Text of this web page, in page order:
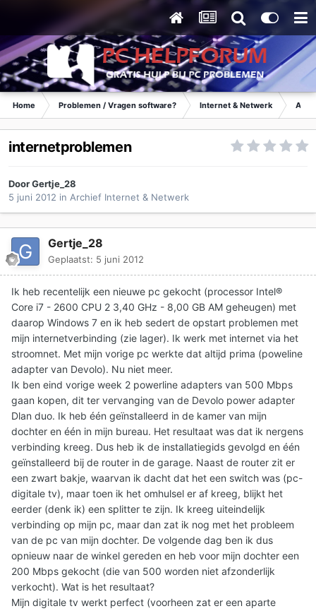
Home Problemen / Vragen software? Internet & Netwerk
internetproblemen
DoorGertje_28
5 juni 2012 in Archief Internet & Netwerk
Gertje_28
Geplaatst: 5 juni 2012
Ik heb recentelijk een nieuwe pc gekocht (processor Intel®
Core i7 - 2600 CPU 2 3,40 GHz - 8,00 GB AM geheugen) met
daarop Windows 7 en ik heb sedert de opstart problemen met
mijn internetverbinding (zie lager). Ik werk met internet via het
stroomnet. Met mijn vorige pc werkte dat altijd prima (poweline
adapter van Devolo). Nu niet meer.
Ik ben eind vorige week 2 powerline adapters van 500 Mbps
gaan kopen, dit ter vervanging van de Devolo power adapter
Dlan duo. Ik heb één geïnstalleerd in de kamer van mijn
dochter en één in mijn bureau. Het resultaat was dat ik nergens
verbinding kreeg. Dus heb ik de installatiegids gevolgd en één
geïnstalleerd bij de router in de garage. Naast de router zit er
een zwart bakje, waarvan ik dacht dat het een switch was (pc-
digitale tv), maar toen ik het omhulsel er af kreeg, blijkt het
eerder (denk ik) een splitter te zijn. Ik kreeg uiteindelijk
verbinding op mijn pc, maar dan zat ik nog met het probleem
van de pc van mijn dochter. De volgende dag ben ik dus
opnieuw naar de winkel gereden en heb voor mijn dochter een
200 Mbps gekocht (die van 500 worden niet afzonderlijk
verkocht). Wat is het resultaat?
Mijn digitale tv werkt perfect (voorheen zat er een aparte